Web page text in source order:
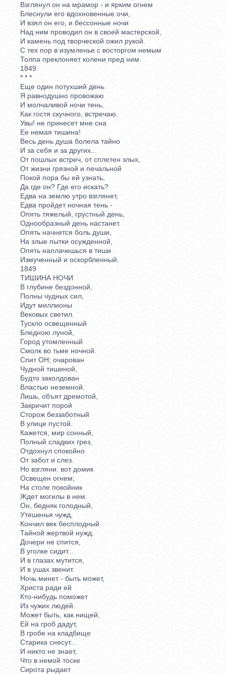
Взглянул он на мрамор - и ярким огнем
Блеснули его вдохновенные очи,
И взял он его, и бессонные ночи
Над ним проводил он в своей мастерской,
И камень под творческой ожил рукой.
С тех пор в изумленье с восторгом немым
Толпа преклоняет колени пред ним.
1849
* * *
Еще один потухший день
Я равнодушно провожаю
И молчаливой ночи тень,
Как гостя скучного, встречаю.
Увы! не принесет мне сна
Ее немая тишина!
Весь день душа болела тайно
И за себя и за других...
От пошлых встреч, от сплетен злых,
От жизни грязной и печальной
Покой пора бы ей узнать,
Да где он? Где его искать?
Едва на землю утро взглянет,
Едва пройдет ночная тень -
Опять тяжелый, грустный день,
Однообразный день настанет.
Опять начнется боль души,
На злые пытки осужденной,
Опять наплачешься в тиши
Измученный и оскорбленный.
1849
ТИШИНА НОЧИ
В глубине бездонной,
Полны чудных сил,
Идут миллионы
Вековых светил.
Тускло освещенный
Бледною луной,
Город утомленный
Смолк во тьме ночной.
Спит ОН; очарован
Чудной тишиной,
Будто заколдован
Властью неземной.
Лишь, объят дремотой,
Закричит порой
Сторож беззаботный
В улице пустой.
Кажется, мир сонный,
Полный сладких грез,
Отдохнул спокойно
От забот и слез.
Но взгляни: вот домик
Освещен огнем;
На столе покойник
Ждет могилы в нем.
Он, бедняк голодный,
Утешенья чужд,
Кончил век бесплодный
Тайной жертвой нужд.
Дочери не спится,
В уголке сидит...
И в глазах мутится,
И в ушах звенит.
Ночь минет - быть может,
Христа ради ей
Кто-нибудь поможет
Из чужих людей.
Может быть, как нищей,
Ей на гроб дадут,
В гробе на кладбище
Старика снесут...
И никто не знает,
Что в немой тоске
Сирота рыдает